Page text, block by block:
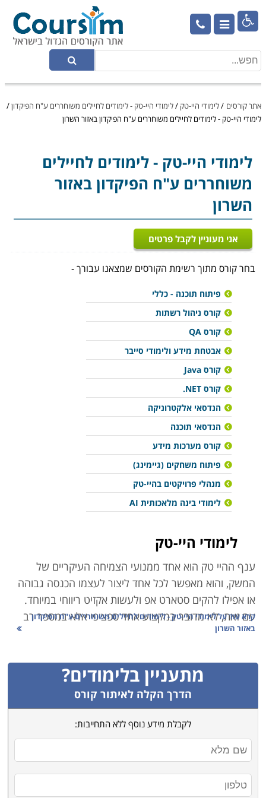

אתר קורסים /לימודי היי-טק /לימודי היי-טק - לימודים לחיילים משוחררים ע"ח הפיקדון/
לימודי היי-טק - לימודים לחיילים משוחררים ע"ח הפיקדון באזור השרון
לימודי היי-טק - לימודים לחיילים
משוחררים ע"ח הפיקדון באזור
השרון
אני מעוניין לקבל פרטים
בחר קורס מתוך רשימת הקורסים שמצאנו עבורך -
פיתוח תוכנה - כללי
קורס ניהול רשתות
קורס QA
אבטחת מידע ולימודי סייבר
קורס Java
קורס NET.
הנדסאי אלקטרוניקה
הנדסאי תוכנה
קורס מערכות מידע
פיתוח משחקים (גיימינג)
מנהלי פרויקטים בהיי-טק
לימודי בינה מלאכותית AI
לימודי היי-טק
ענף ההיי טק הוא אחד ממנועי הצמיחה העיקריים של
המשק, והוא מאפשר לכל אחד ליצור לעצמו הכנסה גבוהה
או אפילו להקים סטארט אפ ולעשות אקזיט ריווחי במיוחד.
עם זאת, לא מדובר במקצוע אחד ספציפי אלא במספר רב
של מקצועות המשלימים האחד את השני לכדי ענף אחד
קורסי סייבר ואבטחת מידע – אם נדמה את ענף ההיי-טק
לצה"ל, הרי שענף הסייבר הוא קורס הטייס. הצורך של
חברות וארגונים לאבטח את המידע ואת מערכות המחשוב
שלהם, מחייב אותם להעסיק אנשי אבטחת מידע איכותיים
ומקצועיים. זהו תחום בו עליכם להמשיך וללמוד כל הזמן
מפני שגם ההאקרים משתפרים, וההגנה של היום לא
תספיק מחר.
קרא עוד עללימודי היי-טק - לימודים לחיילים משוחררים ע"ח הפיקדון
באזור השרון
מתעניין בלימודים?
הדרך הקלה לאיתור קורס
לקבלת מידע נוסף ללא התחייבות: